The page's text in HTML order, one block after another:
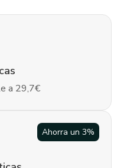
a 29,7€
Ahorra un 3%